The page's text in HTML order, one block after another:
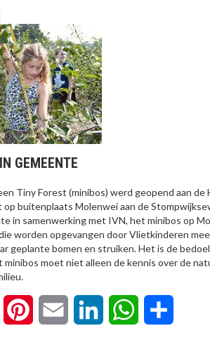
GEMEENTE
Tiny Forest (minibos) werd geopend aan
buitenplaats Molenwei aan de
in samenwerking met IVN, het minibos op
worden opgevangen door Vlietkinderen
geplante bomen en struiken. Het is de
moet niet alleen de kennis over de
Twitter Pinterest Email LinkedIn WhatsApp